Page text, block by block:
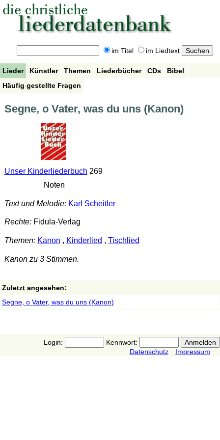
im Titel im Liedtext
Lieder Künstler Themen Liederbücher CDs
Bibel
Häufig gestellte Fragen
Segne, o Vater, was du uns (Kanon)
Unser Kinderliederbuch 269
Noten
Text und Melodie: Karl Scheitler
Rechte:Fidula-Verlag
Themen: Kanon , Kinderlied , Tischlied
Kanon zu 3 Stimmen.
Zuletzt angesehen:
Segne, o Vater, was du uns (Kanon)
Login:
Kennwort:
Datenschutz
Impressum